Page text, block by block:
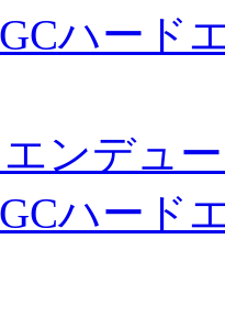
ハード
ンデュ
ハード